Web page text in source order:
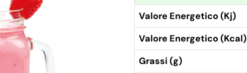
Valore Energetico (Kj)
Valore Energetico (Kcal)
Grassi (g)